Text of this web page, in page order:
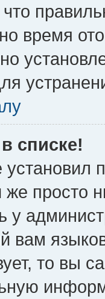
время
списке!
просто
у
вам
то вы